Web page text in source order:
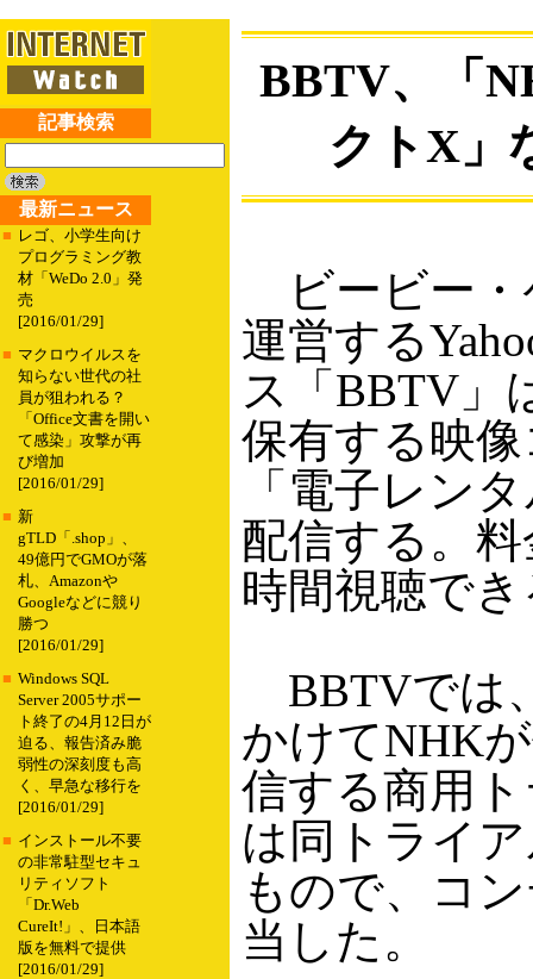
記事検索
最新ニュース
■ レゴ、小学生向け
プログラミング教
材「WeDo 2.0」発
売
[2016/01/29]
■ マクロウイルスを
知らない世代の社
員が狙われる？
「Office文書を開い
て感染」攻撃が再
び増加
[2016/01/29]
■ 新
gTLD「.shop」、
49億円でGMOが落
札、Amazonや
Googleなどに競り
勝つ
[2016/01/29]
■ Windows SQL
Server 2005サポー
ト終了の4月12日が
迫る、報告済み脆
弱性の深刻度も高
く、早急な移行を
[2016/01/29]
■ インストール不要
の非常駐型セキュ
リティソフト
「Dr.Web
CureIt!」、日本語
版を無料で提供
[2016/01/29]
BBTV、「
クトX」
ビービー・
運営する
ス「BBTV」
保有する映
「電子レン
配信する。
時間視聴で
BBTVでは
かけてNHK
信する商用
は同トライ
もので、コ
当した。